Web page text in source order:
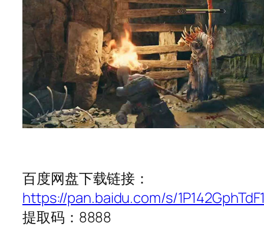
百度网盘下载链接：
https://pan.baidu.com/s/
提取码：8888